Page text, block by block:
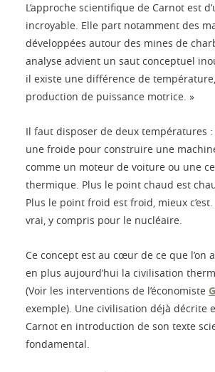
L’approche scientifique de Carnot est
incroyable. Elle part notamment des
développées autour des mines de
analyse advient un saut conceptuel
il existe une différence de
production de puissance motrice. »
Il faut disposer de deux températures
une froide pour construire une
comme un moteur de voiture ou une
thermique. Plus le point chaud est
Plus le point froid est froid, mieux c’est.
vrai, y compris pour le nucléaire.
Ce concept est au cœur de ce que l’on
en plus aujourd’hui la civilisation
(Voir les interventions de l’économiste
exemple). Une civilisation déjà décrite
Carnot en introduction de son texte
fondamental.